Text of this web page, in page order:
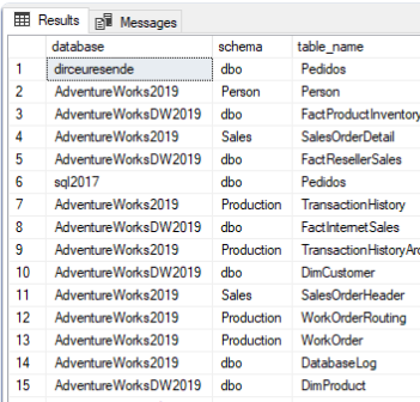
24
25
26
27
28
29
30
31
32
33
34
35
36
37
    FROM
        [?].sys.tables t
JOIN [?].sys.indexes i
JOIN [?].sys.partitions
JOIN
LEFT JOIN
    WHERE
        t.is_ms_shipped = 0
        AND i.[object_id] > 255
    GROUP BY
        t.[name],
        s.[name],
        p.[rows]